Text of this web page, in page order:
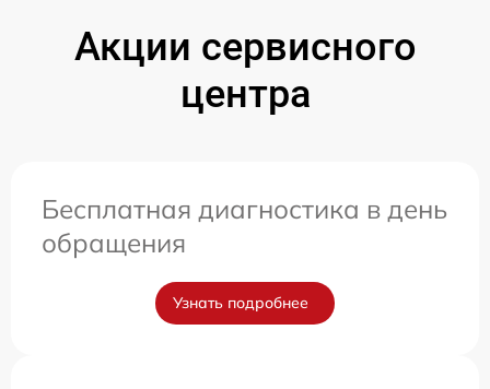
Акции сервисного
центра
Бесплатная диагностика в день
обращения
Узнать подробнее